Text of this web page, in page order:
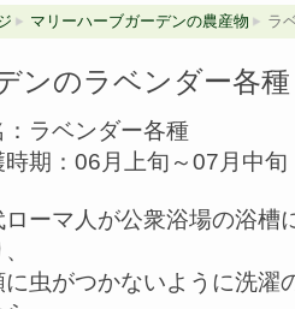
マリーハーブガーデンの農産物 ラ
ンのラベンダー各種
：ラベンダー各種
時期：06月上旬～07月中旬
ローマ人が公衆浴場の浴槽
に虫がつかないように洗濯